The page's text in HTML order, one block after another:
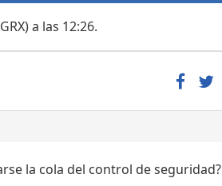
a las 12:26.
la cola del control de seguridad?